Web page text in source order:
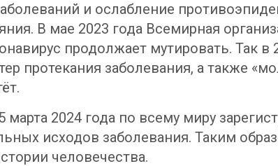
и ослабление
В мае 2023 года Всемирная
продолжает мутировать. Так
протекания заболевания, а также
марта 2024 года по всему миру
исходов заболевания. Таким
человечества.